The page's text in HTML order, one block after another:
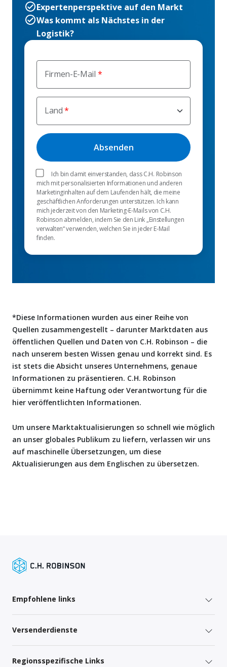
Firmen-E-Mail
Land
Ich bin damit einverstanden, dass C.H. Robinson
mich mit personalisierten Informationen und anderen
Marketinginhalten auf dem Laufenden hält, die meine
geschäftlichen Anforderungen unterstützen. Ich kann
mich jederzeit von den Marketing-E-Mails von C.H.
Robinson abmelden, indem Sie den Link „Einstellungen
verwalten“ verwenden, welchen Sie in jeder E-Mail
finden.
Expertenperspektive auf den Markt
Was kommt als Nächstes in der
Logistik?
*Diese Informationen wurden aus einer Reihe von
Quellen zusammengestellt – darunter Marktdaten aus
öffentlichen Quellen und Daten von C.H. Robinson – die
nach unserem besten Wissen genau und korrekt sind. Es
ist stets die Absicht unseres Unternehmens, genaue
Informationen zu präsentieren. C.H. Robinson
übernimmt keine Haftung oder Verantwortung für die
hier veröffentlichten Informationen.
Um unsere Marktaktualisierungen so schnell wie möglich
an unser globales Publikum zu liefern, verlassen wir uns
auf maschinelle Übersetzungen, um diese
Aktualisierungen aus dem Englischen zu übersetzen.
Empfohlene links
Versenderdienste
Regionsspezifische Links